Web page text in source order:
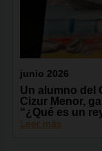
junio 2026
Un alumno del
Cizur Menor,
“¿Qué es un
Leer más